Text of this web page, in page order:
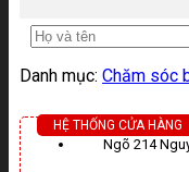
Danh mục: Chăm sóc
HỆ THỐNG CỬA HÀNG
Ngõ 214